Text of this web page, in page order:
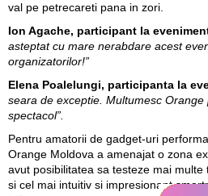
val pe petrecareti pana in zori.
Ion Agache, participant la
asteptat cu mare nerabdare acest
organizatorilor!”
Elena Poalelungi, participanta la
seara de exceptie. Multumesc
spectacol”.
Pentru amatorii de gadget-uri
Orange Moldova a amenajat o zona
avut posibilitatea sa testeze mai
si cel mai intuitiv si impresionant